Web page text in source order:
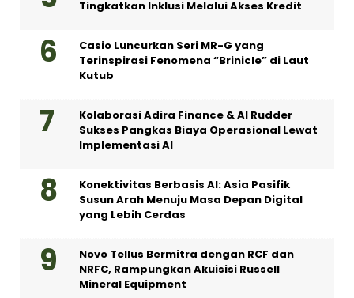
Tingkatkan Inklusi Melalui Akses Kredit
Casio Luncurkan Seri MR-G yang
Terinspirasi Fenomena “Brinicle” di Laut
Kutub
Kolaborasi Adira Finance & AI Rudder
Sukses Pangkas Biaya Operasional Lewat
Implementasi AI
Konektivitas Berbasis AI: Asia Pasifik
Susun Arah Menuju Masa Depan Digital
yang Lebih Cerdas
Novo Tellus Bermitra dengan RCF dan
NRFC, Rampungkan Akuisisi Russell
Mineral Equipment